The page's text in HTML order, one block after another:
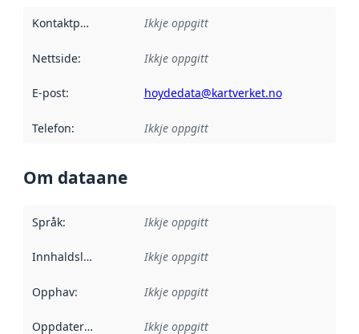
Kontaktpunkt Ikkje oppgitt
Nettside: Ikkje oppgitt
E-post: hoydedata@kartverket.no
Telefon: Ikkje oppgitt
Om dataane
Språk: Ikkje oppgitt
Innhaldsleverandørar :
Ikkje oppgitt
Opphav: Ikkje oppgitt
Oppdateringsfrekvens :
Ikkje oppgitt